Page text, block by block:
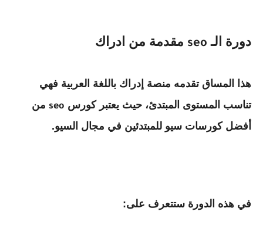
دورة الـ seo مقدمة من ادراك
هذا المساق تقدمه منصة إدراك باللغة العربية فهي
تناسب المستوى المبتدئ، حيث يعتبر كورس seo من
أفضل كورسات سيو للمبتدئين في مجال السيو.
في هذه الدورة ستتعرف على: